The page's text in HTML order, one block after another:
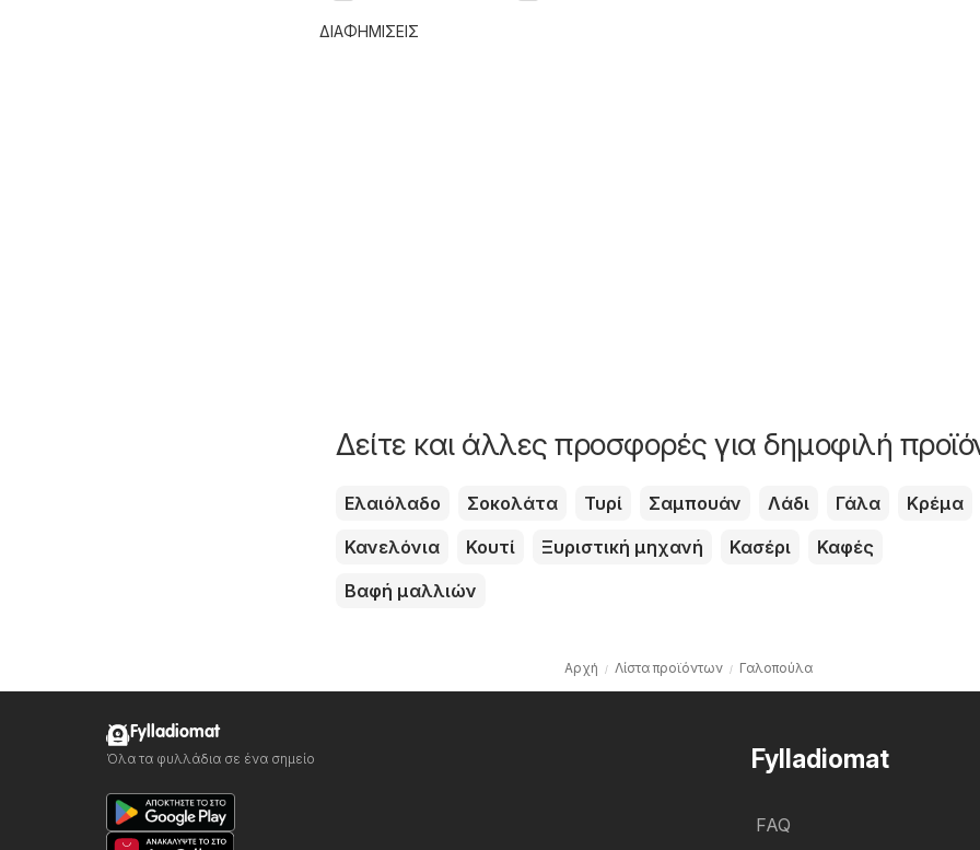
ΔΙΑΦΗΜΙΣΕΙΣ
Δείτε και άλλες προσφορές για δημοφιλή
Ελαιόλαδο Σοκολάτα Τυρί Σαμπουάν Λάδι Γάλα
Κρέμα
Κανελόνια
Κουτί Ξυριστική μηχανή Κασέρι
Καφές
Βαφή μαλλιών
Αρχή Λίστα προϊόντων Γαλοπούλα
Fylladiomat
FAQ
Fylladiomat
Όλα τα φυλλάδια σε ένα σημείο